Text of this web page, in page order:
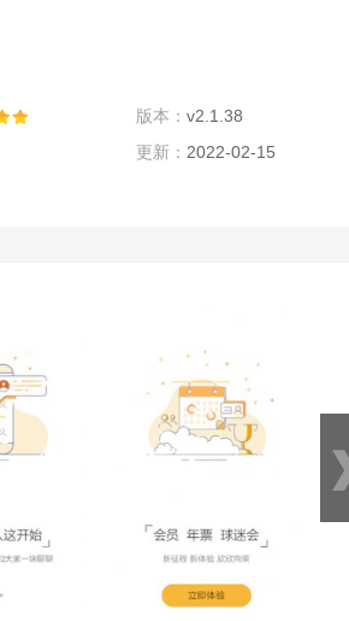
版本： v2.1.38
更新： 2022-02-15